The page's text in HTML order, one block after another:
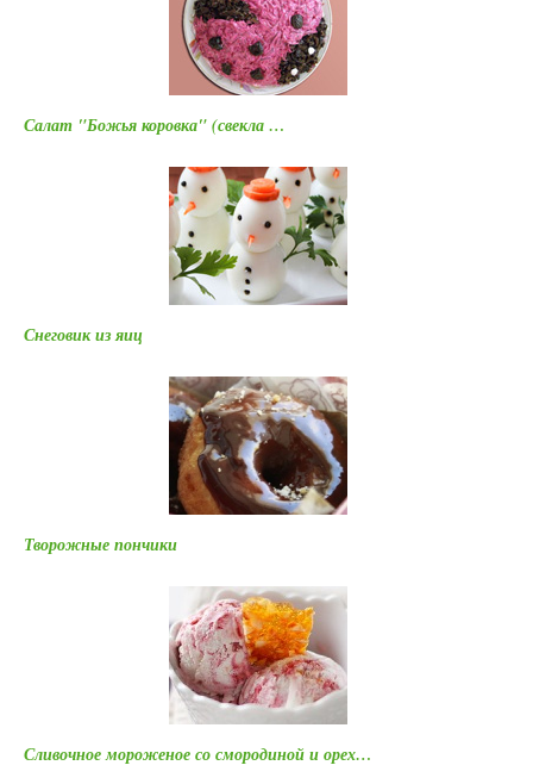
Салат "Божья коровка" (свекла …
Снеговик из яиц
Творожные пончики
Сливочное мороженое со смородиной и орех…